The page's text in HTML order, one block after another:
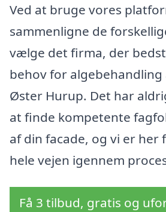
Ved at bruge vores
sammenligne de
vælge det firma, der
behov for algebehandling
Øster Hurup. Det har
at finde kompetente
af din facade, og vi er
hele vejen igennem
Få 3 tilbud, gratis og